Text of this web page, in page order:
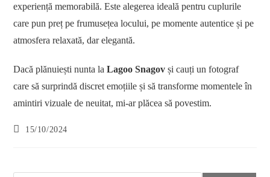
experiență memorabilă. Este alegerea ideală pentru cuplurile
care pun preț pe frumusețea locului, pe momente autentice și pe
atmosfera relaxată, dar elegantă.
Dacă plănuiești nunta laLagoo Snagov și cauți un fotograf
care să surprindă discret emoțiile și să transforme momentele în
amintiri vizuale de neuitat, mi-ar plăcea să povestim.
Post15/10/2024